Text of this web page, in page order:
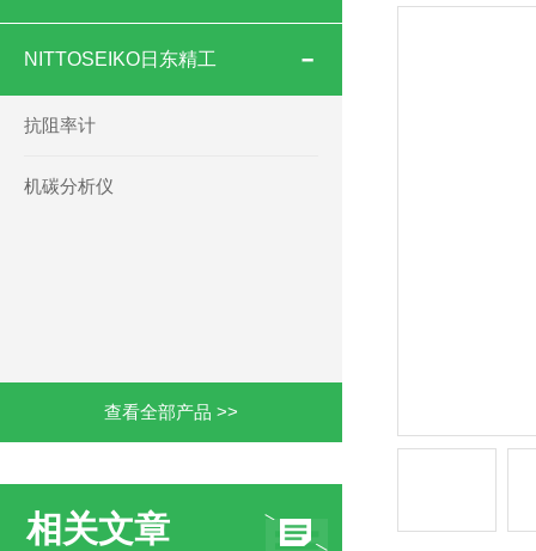
NITTOSEIKO日东精工
抗阻率计
机碳分析仪
查看全部产品 >>
相关文章